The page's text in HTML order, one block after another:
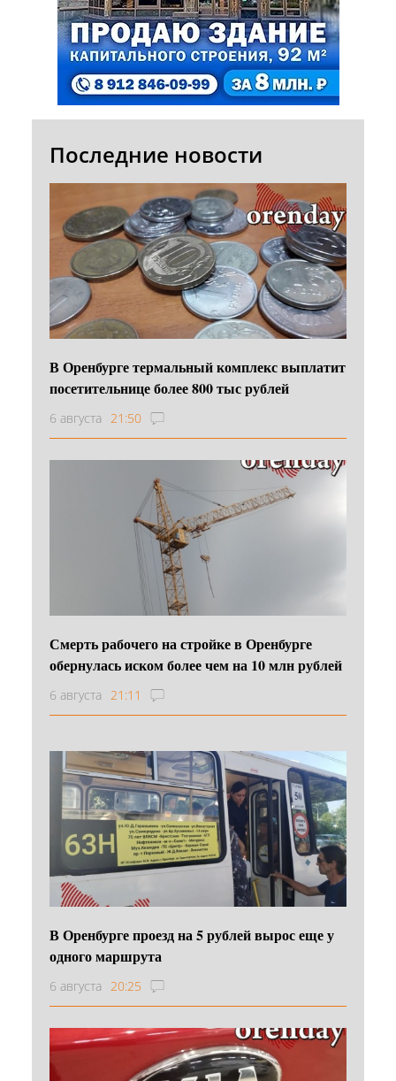
Последние новости
В Оренбурге термальный комплекс выплатит
посетительнице более 800 тыс рублей
6 августа 21:50
Смерть рабочего на стройке в Оренбурге
обернулась иском более чем на 10 млн рублей
6 августа 21:11
В Оренбурге проезд на 5 рублей вырос еще у
одного маршрута
6 августа 20:25